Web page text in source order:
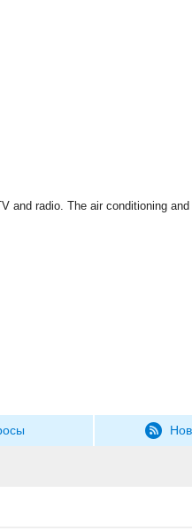
and radio. The air conditioning and